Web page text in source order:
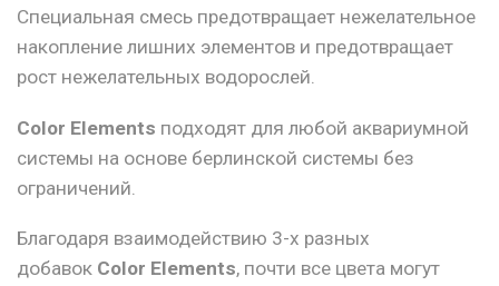
Специальная смесь предотвращает нежелательное
накопление лишних элементов и предотвращает
рост нежелательных водорослей.
Color Elements подходят для любой аквариумной
системы на основе берлинской системы без
ограничений.
Благодаря взаимодействию 3-х разных
добавок Color Elements, почти все цвета могут